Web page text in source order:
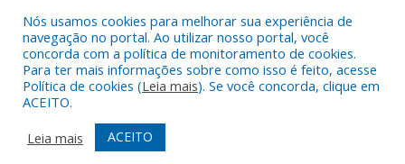
Todos os direitos reservados a Prefeitura Municipal de São João
de Pirabas.
Mapa do Site
Acessar Área Administrativa
Acessar Webmail
Nós usamos cookies para melhorar sua experiência de
navegação no portal. Ao utilizar nosso portal, você
concorda com a política de monitoramento de cookies.
Para ter mais informações sobre como isso é feito, acesse
Política de cookies (Leia mais). Se você concorda, clique em
ACEITO.
Leia mais
ACEITO